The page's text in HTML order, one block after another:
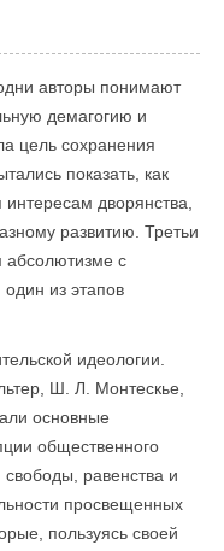
авторы понимают
демагогию и
цель сохранения
показать, как
дворянства,
развитию. Третьи
абсолютизме с
из этапов
идеологии.
Ш. Л. Монтескье,
основные
общественного
равенства и
просвещенных
пользуясь своей